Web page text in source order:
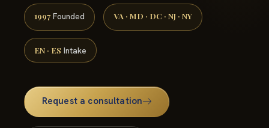
1997 Founded VA · MD · DC · NJ · NY
EN · ES Intake
Request a consultation